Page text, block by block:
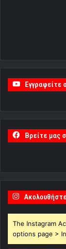
Εγγραφείτε
Βρείτε μας
The Instagram
options page >